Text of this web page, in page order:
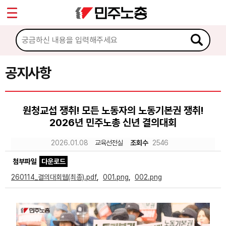
공지사항
원청교섭 쟁취! 모든 노동자의 노동기본권 쟁취!
2026년 민주노총 신년 결의대회
2026.01.08 교육선전실 조회수 2546
첨부파일
다운로드
260114_결의대회웹(최종).pdf
001.png 002.png
마이페이지
소개
소식
공지사항
성명·보도
노동상담
자료
부설기관
Sketchbook5, 스케치북5
Sketchbook5, 스케치북5